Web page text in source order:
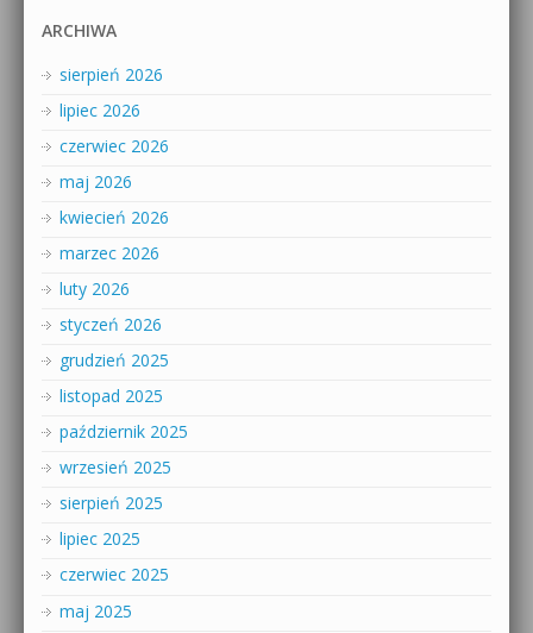
ARCHIWA
sierpień 2026
lipiec 2026
czerwiec 2026
maj 2026
kwiecień 2026
marzec 2026
luty 2026
styczeń 2026
grudzień 2025
listopad 2025
październik 2025
wrzesień 2025
sierpień 2025
lipiec 2025
czerwiec 2025
maj 2025